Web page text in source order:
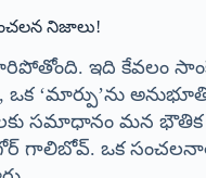
నిజాలు!
ఇది కేవలం
‘మార్పు’ను
సమాధానం మన
గాలిబోవ్. ఒక